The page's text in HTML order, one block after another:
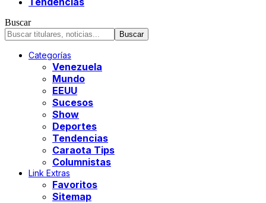
Buscar
Categorías
Venezuela
Mundo
EEUU
Sucesos
Show
Deportes
Tendencias
Caraota Tips
Columnistas
Link Extras
Favoritos
Sitemap